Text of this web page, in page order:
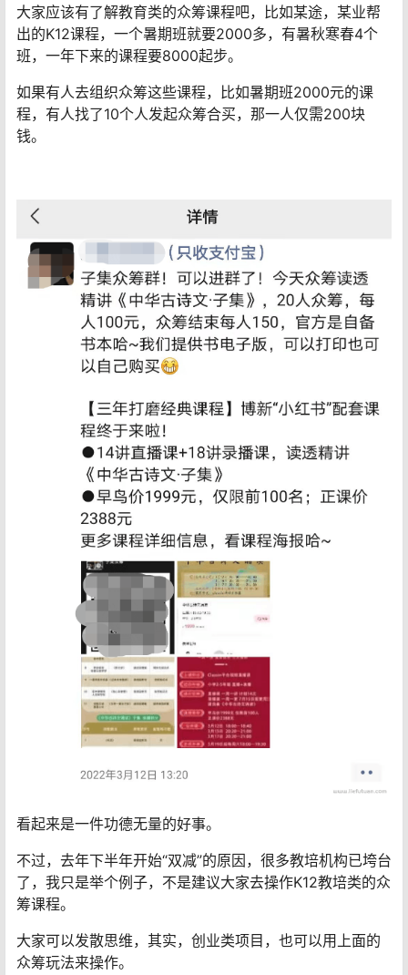
大家应该有了解教育类的众筹课程吧，比如某途，某业帮
出的K12课程，一个暑期班就要2000多，有暑秋寒春4个
班，一年下来的课程要8000起步。
如果有人去组织众筹这些课程，比如暑期班2000元的课
程，有人找了10个人发起众筹合买，那一人仅需200块
钱。
看起来是一件功德无量的好事。
不过，去年下半年开始“双减”的原因，很多教培机构已垮台
了，我只是举个例子，不是建议大家去操作K12教培类的众
筹课程。
大家可以发散思维，其实，创业类项目，也可以用上面的
众筹玩法来操作。